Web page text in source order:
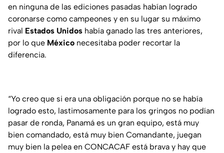
en ninguna de las ediciones pasadas habían logrado
coronarse como campeones y en su lugar su máximo
rival Estados Unidos había ganado las tres anteriores,
por lo que México necesitaba poder recortar la
diferencia.
“Yo creo que si era una obligación porque no se había
logrado esto, lastimosamente para los gringos no podían
pasar de ronda, Panamá es un gran equipo, está muy
bien comandado, está muy bien Comandante, juegan
muy bien la pelea en CONCACAF está brava y hay que